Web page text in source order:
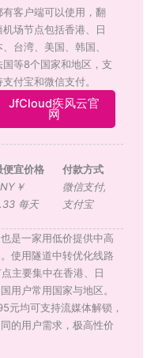
有客户端可以使用，翻
机场节点包括香港、日
、台湾、美国、韩国、
国等8个国家和地区，支
支付宝和微信支付。
JfCloud疾风云官
网
便宜价格
￥
每天
付款方式
微信支付,
支付宝
是一家用低价提供中高
使用隧道中转优化线路
主要集中在香港、日
用户常用国家与地区。
元均可支持流媒体解锁，
的用户需求，极高性价